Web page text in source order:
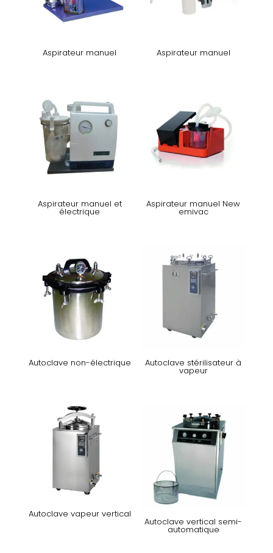
Aspirateur manuel Aspirateur manuel
Aspirateur manuel et
électrique
Aspirateur manuel New
emivac
Autoclave non-électrique Autoclave stérilisateur à
vapeur
Autoclave vapeur vertical
Autoclave vertical semi-
automatique